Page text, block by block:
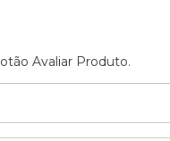
Avaliar Produto.